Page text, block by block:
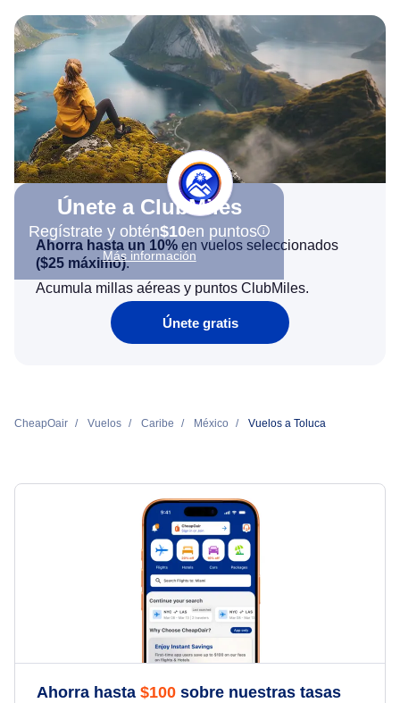
Únete a ClubMiles
Regístrate y obtén$10en puntos
Más información
Ahorra hasta un 10% en vuelos seleccionados
($25 máximo).
Acumula millas aéreas y puntos ClubMiles.
Únete gratis
CheapOair Vuelos Caribe México Vuelos a Toluca
Ahorra hasta $100 sobre nuestras tasas